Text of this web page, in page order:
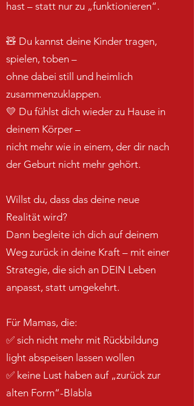
hast – statt nur zu „funktionieren“.
🧸 Du kannst deine Kinder tragen,
spielen, toben –
ohne dabei still und heimlich
zusammenzuklappen.
💛 Du fühlst dich wieder zu Hause in
deinem Körper –
nicht mehr wie in einem, der dir nach
der Geburt nicht mehr gehört.
Willst du, dass das deine neue
Realität wird?
Dann begleite ich dich auf deinem
Weg zurück in deine Kraft – mit einer
Strategie, die sich an DEIN Leben
anpasst, statt umgekehrt.
Für Mamas, die:
✅ sich nicht mehr mit Rückbildung
light abspeisen lassen wollen
✅ keine Lust haben auf „zurück zur
alten Form“-Blabla